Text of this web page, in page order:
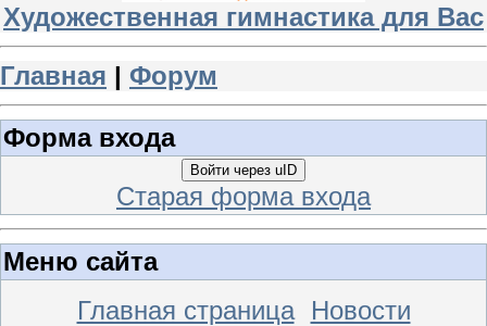
Художественная гимнастика для Вас
Главная | Форум
Форма входа
Войти через uID
Старая форма входа
Меню сайта
Главная страница
Новости